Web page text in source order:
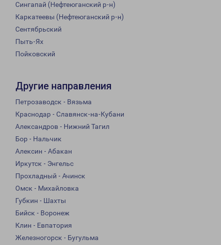
Сингапай (Нефтеюганский р-н)
Каркатеевы (Нефтеюганский р-н)
Сентябрьский
Пыть-Ях
Пойковский
Другие направления
Петрозаводск - Вязьма
Краснодар - Славянск-на-Кубани
Александров - Нижний Тагил
Бор - Нальчик
Алексин - Абакан
Иркутск - Энгельс
Прохладный - Ачинск
Омск - Михайловка
Губкин - Шахты
Бийск - Воронеж
Клин - Евпатория
Железногорск - Бугульма